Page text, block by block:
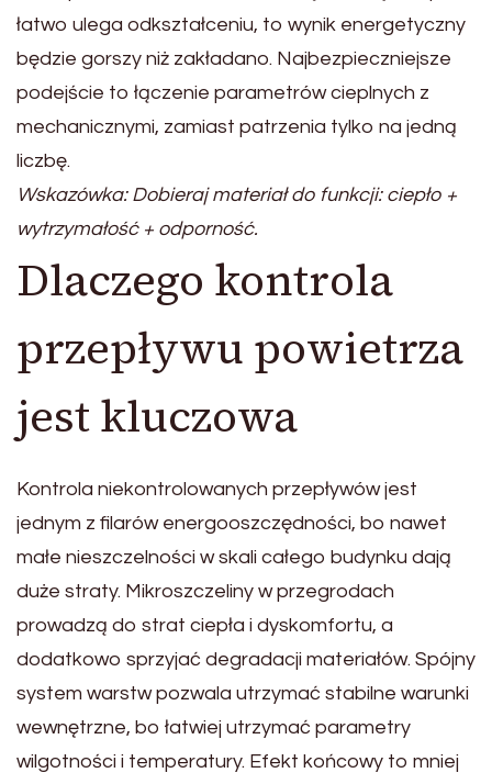
łatwo ulega odkształceniu, to wynik energetyczny
będzie gorszy niż zakładano. Najbezpieczniejsze
podejście to łączenie parametrów cieplnych z
mechanicznymi, zamiast patrzenia tylko na jedną
liczbę.
Wskazówka: Dobieraj materiał do funkcji: ciepło +
wytrzymałość + odporność.
Dlaczego kontrola
przepływu powietrza
jest kluczowa
Kontrola niekontrolowanych przepływów jest
jednym z filarów energooszczędności, bo nawet
małe nieszczelności w skali całego budynku dają
duże straty. Mikroszczeliny w przegrodach
prowadzą do strat ciepła i dyskomfortu, a
dodatkowo sprzyjać degradacji materiałów. Spójny
system warstw pozwala utrzymać stabilne warunki
wewnętrzne, bo łatwiej utrzymać parametry
wilgotności i temperatury. Efekt końcowy to mniej